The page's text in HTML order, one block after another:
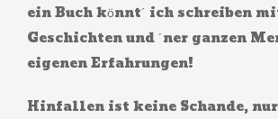
ein Buch könnt´ ich schreiben
Geschichten und ´ner ganzen
eigenen Erfahrungen!
Hinfallen ist keine Schande,